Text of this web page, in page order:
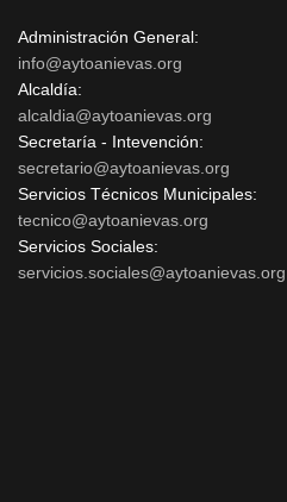
Administración General:
info@aytoanievas.org
Alcaldía:
alcaldia@aytoanievas.org
Secretaría - Intevención:
secretario@aytoanievas.org
Servicios Técnicos Municipales:
tecnico@aytoanievas.org
Servicios Sociales:
servicios.sociales@aytoanievas.org